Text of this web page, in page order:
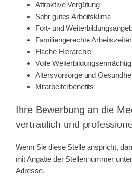
Attraktive Vergütung
Sehr gutes Arbeitsklima
Fort- und
Familiengerechte
Flache Hierarchie
Volle
Altersvorsorge und
Mitarbeiterbenefits
Ihre Bewerbung an die
vertraulich und
Wenn Sie diese Stelle anspricht,
mit Angabe der Stellennummer
Adresse.